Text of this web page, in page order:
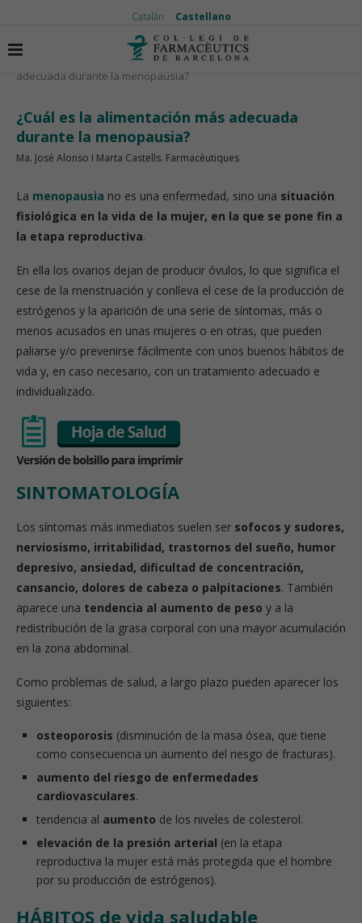
Catalán Castellano
Inicio
¿Cuál es la alimentación más
adecuada durante la menopausia?
¿Cuál es la alimentación más adecuada
durante la menopausia?
Ma. José Alonso I Marta Castells. Farmacèutiques
La menopausia no es una enfermedad, sino una situación
fisiológica en la vida de la mujer, en la que se pone fin a
la etapa reproductiva.
En ella los ovarios dejan de producir óvulos, lo que significa el
cese de la menstruación y conlleva el cese de la producción de
estrógenos y la aparición de una serie de síntomas, más o
menos acusados en unas mujeres o en otras, que pueden
paliarse y/o prevenirse fácilmente con unos buenos hábitos de
vida y, en caso necesario, con un tratamiento adecuado e
individualizado.
SINTOMATOLOGÍA
Los síntomas más inmediatos suelen ser sofocos y sudores,
nerviosismo, irritabilidad, trastornos del sueño, humor
depresivo, ansiedad, dificultad de concentración,
cansancio, dolores de cabeza o palpitaciones. También
aparece una tendencia al aumento de peso y a la
redistribución de la grasa corporal con una mayor acumulación
en la zona abdominal.
Como problemas de salud, a largo plazo pueden aparecer los
siguientes:
osteoporosis (disminución de la masa ósea, que tiene
como consecuencia un aumento del riesgo de fracturas).
aumento del riesgo de enfermedades
cardiovasculares.
tendencia al aumento de los niveles de colesterol.
elevación de la presión arterial (en la etapa
reproductiva la mujer está más protegida que el hombre
por su producción de estrógenos).
HÁBITOS de vida saludable